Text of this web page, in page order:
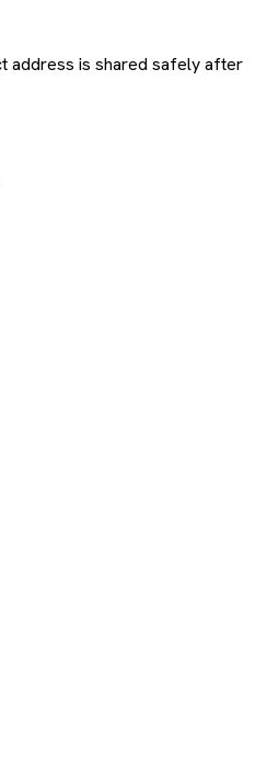
address is shared safely after